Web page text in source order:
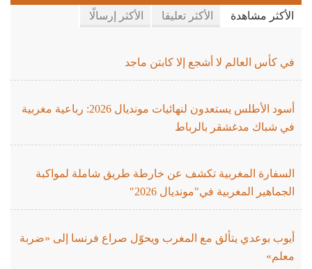
الأكثر مشاهدة الأكثر تعليقا الأكثر إرسالًا
في كأس العالم لا أشجع إلا كابتن ماجد
أسود الأطلس يستعدون لنهائيات مونديال 2026: رباعية مغربية
في شباك مدغشقر بالرباط
السفارة المغربية تكشف عن خارطة طريق شاملة لمواكبة
الجماهير المغربية في"مونديال 2026"
أيوب بوعدي يتألق مع المغرب ويحوّل صراع فرنسا إلى «ضربة
معلم»